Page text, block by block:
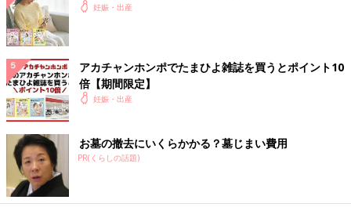
妊娠・出産
アカチャンホンポでたまひよ雑誌を買うとポイント10
倍【期間限定】
妊娠・出産
お墓の撤去にいくらかかる？墓じまい費用
PR(くらしの話題)